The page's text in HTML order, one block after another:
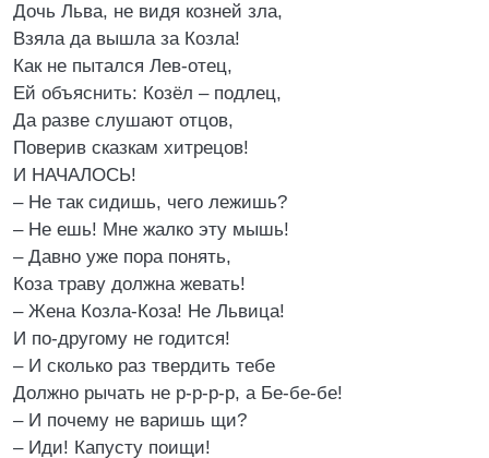
Дочь Льва, не видя козней зла,
Взяла да вышла за Козла!
Как не пытался Лев-отец,
Ей объяснить: Козёл – подлец,
Да разве слушают отцов,
Поверив сказкам хитрецов!
И НАЧАЛОСЬ!
– Не так сидишь, чего лежишь?
– Не ешь! Мне жалко эту мышь!
– Давно уже пора понять,
Коза траву должна жевать!
– Жена Козла-Коза! Не Львица!
И по-другому не годится!
– И сколько раз твердить тебе
Должно рычать не р-р-р-р, а Бе-бе-бе!
– И почему не варишь щи?
– Иди! Капусту поищи!